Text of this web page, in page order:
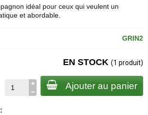
idéal pour ceux qui veulent un
et abordable.
GRIN2
EN STOCK (1 produit)
Ajouter au panier